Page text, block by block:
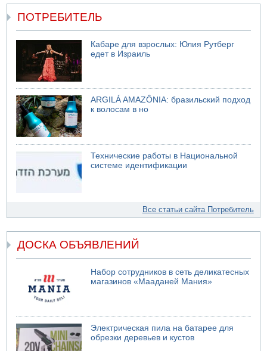
ПОТРЕБИТЕЛЬ
Кабаре для взрослых: Юлия Рутберг
едет в Израиль
ARGILÁ AMAZÔNIA: бразильский подход
к волосам в но
Технические работы в Национальной
системе идентификации
Все статьи сайта Потребитель
ДОСКА ОБЪЯВЛЕНИЙ
Набор сотрудников в сеть деликатесных
магазинов «Мааданей Мания»
Электрическая пила на батарее для
обрезки деревьев и кустов